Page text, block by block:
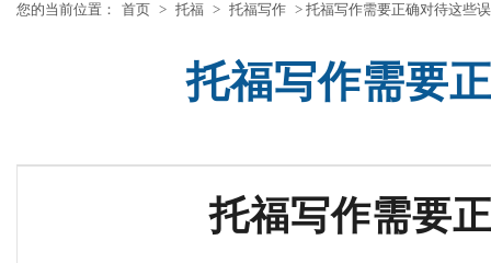
您的当前位置： 首页 > 托福 > 托福写作 > 托福写作需要正确对待这些
托福写作需要
托福写作需要
雅思全程班 SAT词汇班